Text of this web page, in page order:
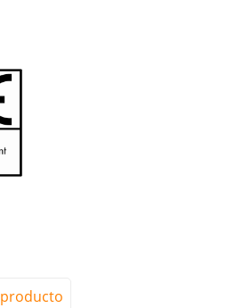
que los tornillos golpeen